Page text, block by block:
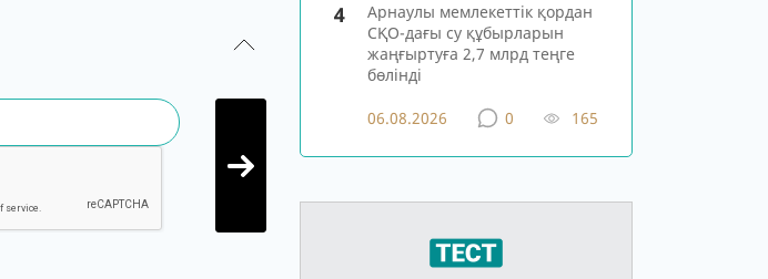
4
Арнаулы мемлекеттік қордан
СҚО-дағы су құбырларын
жаңғыртуға 2,7 млрд теңге
бөлінді
06.08.2026 0 165